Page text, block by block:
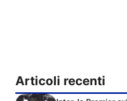
Articoli recenti